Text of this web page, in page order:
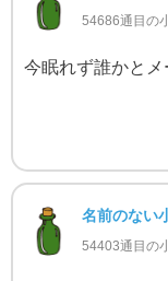
54686通目の
今眠れず誰かと
名前のない
54403通目の